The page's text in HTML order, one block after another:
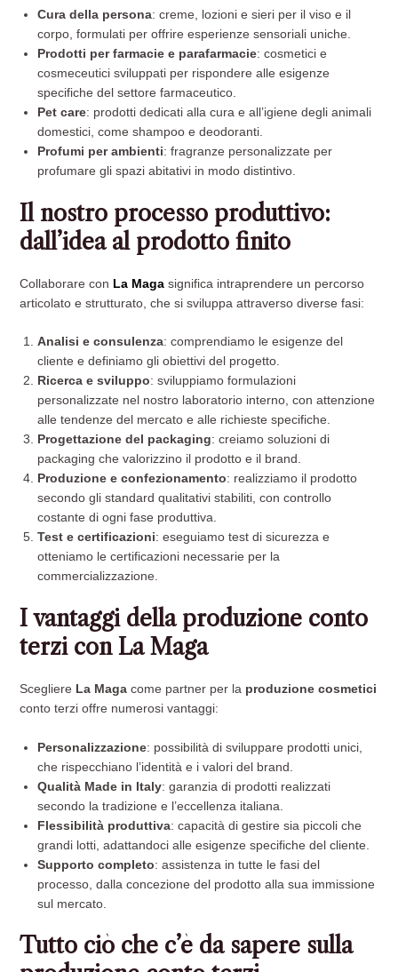
Cura della persona: creme, lozioni e sieri per il viso e il
corpo, formulati per offrire esperienze sensoriali uniche.
Prodotti per farmacie e parafarmacie: cosmetici e
cosmeceutici sviluppati per rispondere alle esigenze
specifiche del settore farmaceutico.
Pet care: prodotti dedicati alla cura e all’igiene degli animali
domestici, come shampoo e deodoranti.
Profumi per ambienti: fragranze personalizzate per
profumare gli spazi abitativi in modo distintivo.
Il nostro processo produttivo:
dall’idea al prodotto finito
Collaborare con La Maga significa intraprendere un percorso
articolato e strutturato, che si sviluppa attraverso diverse fasi:
Analisi e consulenza: comprendiamo le esigenze del
cliente e definiamo gli obiettivi del progetto.
Ricerca e sviluppo: sviluppiamo formulazioni
personalizzate nel nostro laboratorio interno, con attenzione
alle tendenze del mercato e alle richieste specifiche.
Progettazione del packaging: creiamo soluzioni di
packaging che valorizzino il prodotto e il brand.
Produzione e confezionamento: realizziamo il prodotto
secondo gli standard qualitativi stabiliti, con controllo
costante di ogni fase produttiva.
Test e certificazioni: eseguiamo test di sicurezza e
otteniamo le certificazioni necessarie per la
commercializzazione.
I vantaggi della produzione conto
terzi con La Maga
Scegliere La Maga come partner per la produzione cosmetici
conto terzi offre numerosi vantaggi:
Personalizzazione: possibilità di sviluppare prodotti unici,
che rispecchiano l’identità e i valori del brand.
Qualità Made in Italy: garanzia di prodotti realizzati
secondo la tradizione e l’eccellenza italiana.
Flessibilità produttiva: capacità di gestire sia piccoli che
grandi lotti, adattandoci alle esigenze specifiche del cliente.
Supporto completo: assistenza in tutte le fasi del
processo, dalla concezione del prodotto alla sua immissione
sul mercato.
Tutto ciò che c’è da sapere sulla